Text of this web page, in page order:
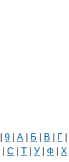
9 А Б В Г
С Т У Ф Х